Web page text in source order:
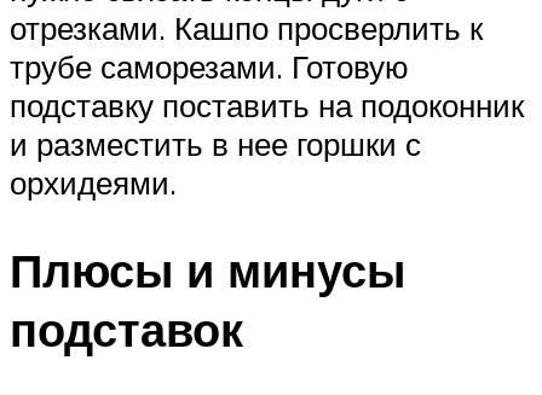
отрезками. Кашпо просверлить к
трубе саморезами. Готовую
подставку поставить на подоконник
и разместить в нее горшки с
орхидеями.
Плюсы и минусы
подставок